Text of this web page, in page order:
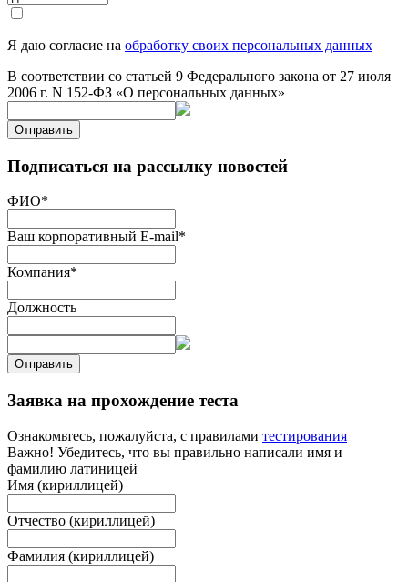
Я даю согласие на обработку своих персональных данных
В соответствии со статьей 9 Федерального закона от 27 июля
2006 г. N 152-ФЗ «О персональных данных»
Отправить
Подписаться на рассылку новостей
ФИО*
Ваш корпоративный E-mail*
Компания*
Должность
Отправить
Заявка на прохождение теста
Ознакомьтесь, пожалуйста, с правилами тестирования
Важно! Убедитесь, что вы правильно написали имя и
фамилию латиницей
Имя (кириллицей)
Отчество (кириллицей)
Фамилия (кириллицей)